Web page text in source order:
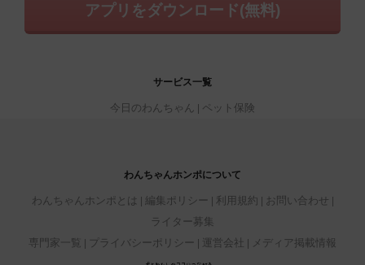
アプリをダウンロード(無料)
サービス一覧
今日のわんちゃん ペット保険
わんちゃんホンポについて
わんちゃんホンポとは 編集ポリシー 利用規約
お問い合わせ
ライター募集
専門家一覧
プライバシーポリシー 運営会社 メディア掲載情報